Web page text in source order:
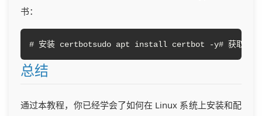
书：
# 安装 certbotsudo apt install certbot -y# 获取证书
总结
通过本教程，你已经学会了如何在 Linux 系统上安装和配